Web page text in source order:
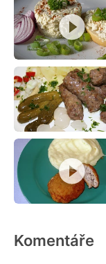
Komentáře